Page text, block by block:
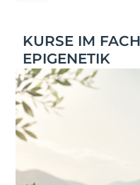
KURSE IM
EPIGENETIK